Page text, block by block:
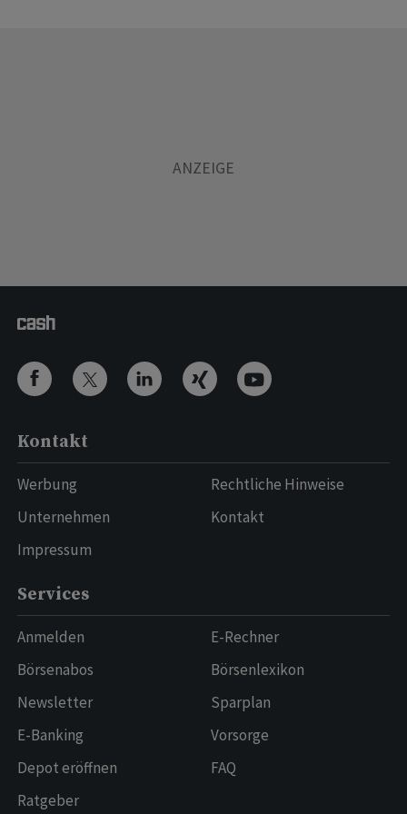
Kontakt
Werbung
Unternehmen
Impressum
Rechtliche Hinweise
Kontakt
Services
Anmelden
Börsenabos
Newsletter
E-Banking
Depot eröffnen
Ratgeber
E-Rechner
Börsenlexikon
Sparplan
Vorsorge
FAQ